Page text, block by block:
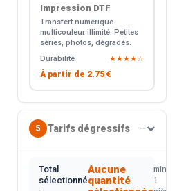
Impression DTF
Transfert numérique
multicouleur illimité. Petites
séries, photos, dégradés.
Durabilité
★★★★☆
À partir de 2.75 €
5 Tarifs dégressifs —
Total
sélectionné
Aucune
quantité
min.
1